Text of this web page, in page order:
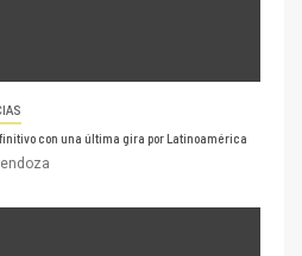
con una última gira por Latinoamérica